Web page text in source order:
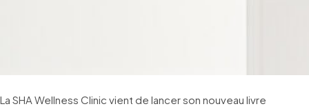
La SHA Wellness Clinic vient de lancer son nouveau livre